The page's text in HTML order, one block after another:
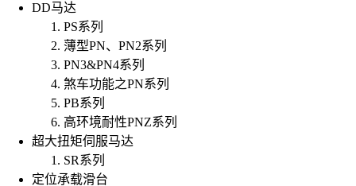
DD马达
PS系列
薄型PN、PN2系列
PN3&PN4系列
煞车功能之PN系列
PB系列
高环境耐性PNZ系列
超大扭矩伺服马达
SR系列
定位承载滑台